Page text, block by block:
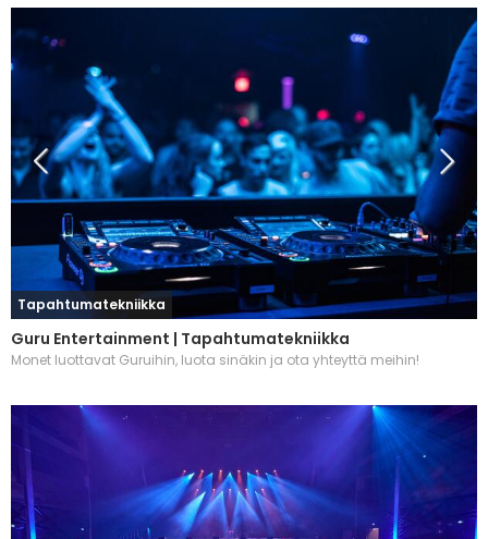
Tapahtumatekniikka
Guru Entertainment | Tapahtumatekniikka
Monet luottavat Guruihin, luota sinäkin ja ota yhteyttä meihin!